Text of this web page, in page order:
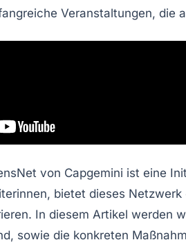
Veranstaltungen, die
von Capgemini ist eine
bietet dieses
In diesem Artikel werden
sowie die konkreten